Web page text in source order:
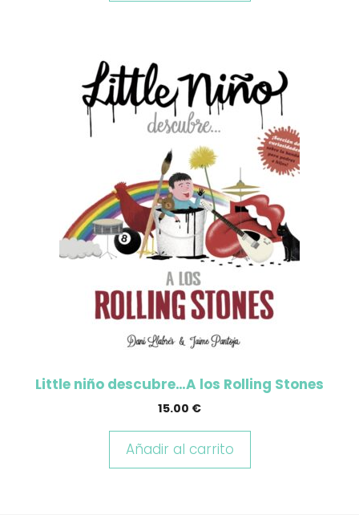
Little niño descubre…A los Rolling Stones
15.00 €
Añadir al carrito